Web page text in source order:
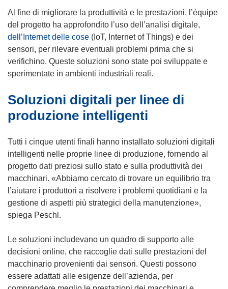
i
n
e
s
n
u
n
a
n
u
v
a
f
n
e
s
t
r
a
Al fine di migliorare la produttività e le prestazioni, l’équipe
del progetto ha approfondito l’uso dell’analisi digitale,
dell’Internet delle cose (IoT, Internet of Things) e dei
sensori, per rilevare eventuali problemi prima che si
verifichino. Queste soluzioni sono state poi sviluppate e
sperimentate in ambienti industriali reali.
Soluzioni digitali per linee di
produzione intelligenti
Tutti i cinque utenti finali hanno installato soluzioni digitali
intelligenti nelle proprie linee di produzione, fornendo al
progetto dati preziosi sullo stato e sulla produttività dei
macchinari. «Abbiamo cercato di trovare un equilibrio tra
l’aiutare i produttori a risolvere i problemi quotidiani e la
gestione di aspetti più strategici della manutenzione»,
spiega Peschl.
Le soluzioni includevano un quadro di supporto alle
decisioni online, che raccoglie dati sulle prestazioni del
macchinario provenienti dai sensori. Questi possono
essere adattati alle esigenze dell’azienda, per